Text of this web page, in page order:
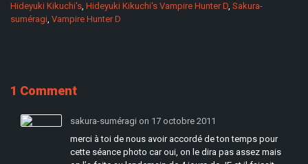
Hideyuki Kikuchi's, Hideyuki Kikuchi's Vampire Hunter D, Sakura-
suméragi, Vampire Hunter D
1 Comment
sakura-suméragi on 17 octobre 2011
merci à toi de nous avoir accordé de ton temps pour
cette séance photo car oui, on le dira pas assez mais